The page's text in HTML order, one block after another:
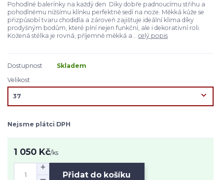
Pohodlné balerínky na každý den Díky dobře padnoucímu střihu a
pohodlnému nižšímu klínku perfektně sedí na noze. Měkká kůže se
přizpůsobí tvaru chodidla a zároveň zajišťuje ideální klima díky
prodyšným bodům, které plní nejen funkční, ale i dekorativní roli.
Kožená stélka je rovná, příjemně měkká a... celý popis
Dostupnost
Skladem
Velikost
Nejsme plátci DPH
1 050 Kč/ks
Přidat do košíku